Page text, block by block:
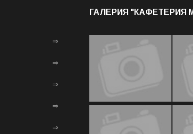
⇒
⇒
⇒
⇒
⇒
ГАЛЕРИЯ "КАФЕТЕРИЯ